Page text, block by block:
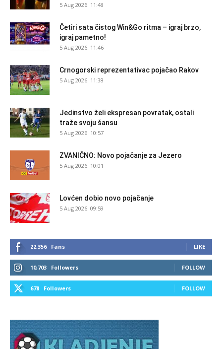
5 Aug 2026. 11:48
Četiri sata čistog Win&Go ritma – igraj brzo,
igraj pametno!
5 Aug 2026. 11:46
Crnogorski reprezentativac pojačao Rakov
5 Aug 2026. 11:38
Jedinstvo želi ekspresan povratak, ostali
traže svoju šansu
5 Aug 2026. 10:57
ZVANIČNO: Novo pojačanje za Jezero
5 Aug 2026. 10:01
Lovćen dobio novo pojačanje
5 Aug 2026. 09:59
22,356 Fans LIKE
10,703 Followers FOLLOW
678 Followers FOLLOW